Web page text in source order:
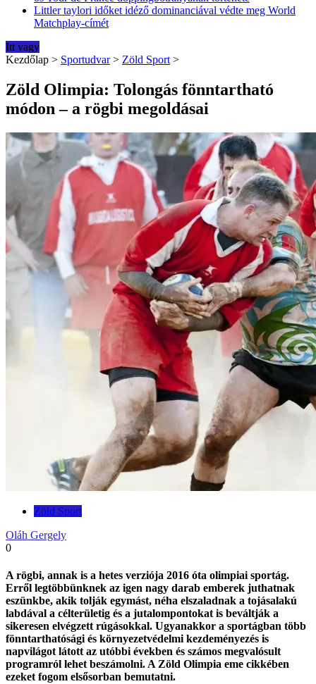
Littler taylori időket idéző dominanciával védte meg World
Matchplay-címét
Itt vagy
Kezdőlap > Sportudvar > Zöld Sport >
Zöld Olimpia: Tolongás fönntartható
módon – a rögbi megoldásai
Zöld Sport
Oláh Gergely
0
A rögbi, annak is a hetes verziója 2016 óta olimpiai sportág.
Erről legtöbbünknek az igen nagy darab emberek juthatnak
eszünkbe, akik tolják egymást, néha elszaladnak a tojásalakú
labdával a célterületig és a jutalompontokat is beváltják a
sikeresen elvégzett rúgásokkal. Ugyanakkor a sportágban több
fönntarthatósági és környezetvédelmi kezdeményezés is
napvilágot látott az utóbbi években és számos megvalósult
programról lehet beszámolni. A Zöld Olimpia eme cikkében
ezeket fogom elsősorban bemutatni.